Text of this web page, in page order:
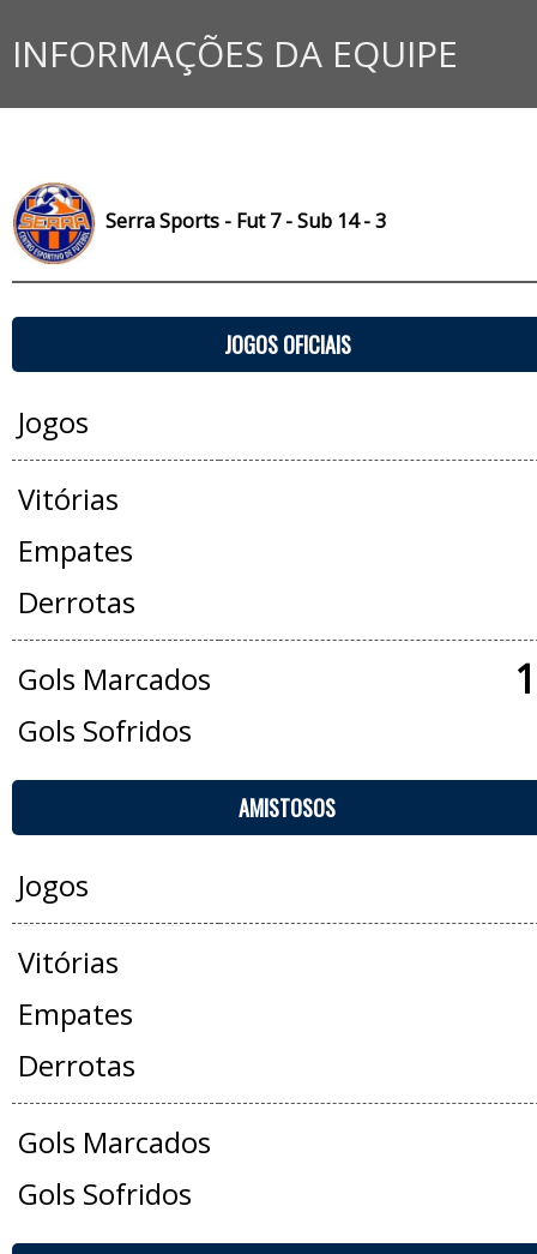
INFORMAÇÕES DA EQUIPE
Serra Sports - Fut 7 - Sub 14 - 3
JOGOS OFICIAIS
Jogos
Vitórias
Empates
Derrotas
Gols Marcados
Gols Sofridos
AMISTOSOS
Jogos
Vitórias
Empates
Derrotas
Gols Marcados
Gols Sofridos